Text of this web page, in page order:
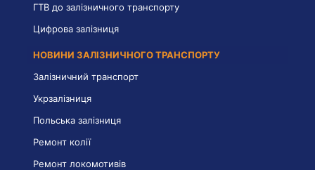
ГТВ до залізничного транспорту
Цифрова залізниця
НОВИНИ ЗАЛІЗНИЧНОГО ТРАНСПОРТУ
Залізничний транспорт
Укрзалізниця
Польська залізниця
Ремонт колії
Ремонт локомотивів